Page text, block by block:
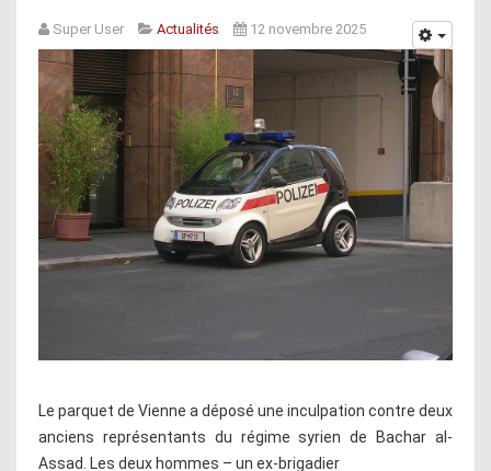
Super User Actualités 12 novembre 2025
Le parquet de Vienne a déposé une inculpation contre deux
anciens représentants du régime syrien de Bachar al-
Assad. Les deux hommes – un ex-brigadier